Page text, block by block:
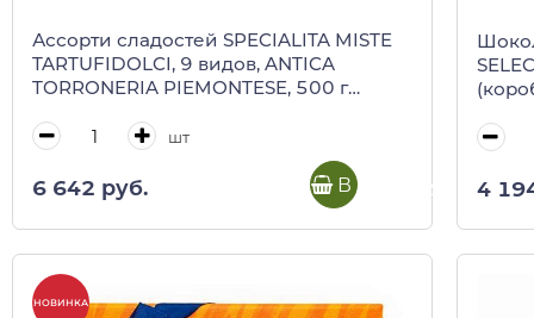
Ассорти сладостей SPECIALITA MISTE
TARTUFIDOLCI, 9 видов, ANTICA
TORRONERIA PIEMONTESE, 500 г
шт
6 642 руб. В корзину 4
НОВИНКА